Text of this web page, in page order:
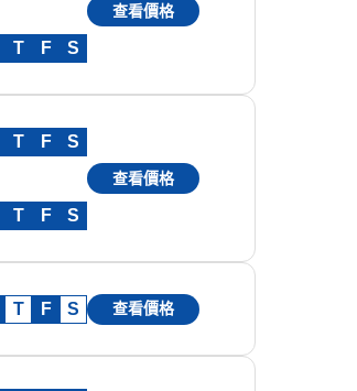
T F S
查看價格
T F S
T F S
查看價格
T F S 查看價格